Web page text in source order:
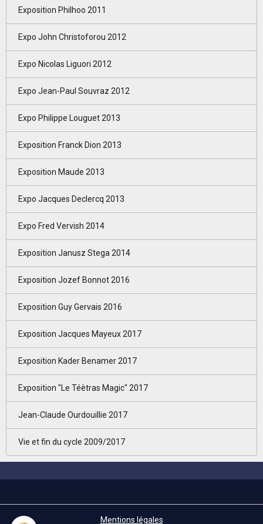
Exposition Philhoo 2011
Expo John Christoforou 2012
Expo Nicolas Liguori 2012
Expo Jean-Paul Souvraz 2012
Expo Philippe Louguet 2013
Exposition Franck Dion 2013
Exposition Maude 2013
Expo Jacques Declercq 2013
Expo Fred Vervish 2014
Exposition Janusz Stega 2014
Exposition Jozef Bonnot 2016
Exposition Guy Gervais 2016
Exposition Jacques Mayeux 2017
Exposition Kader Benamer 2017
Exposition "Le Téètras Magic" 2017
Jean-Claude Ourdouillie 2017
Vie et fin du cycle 2009/2017
Mentions légales